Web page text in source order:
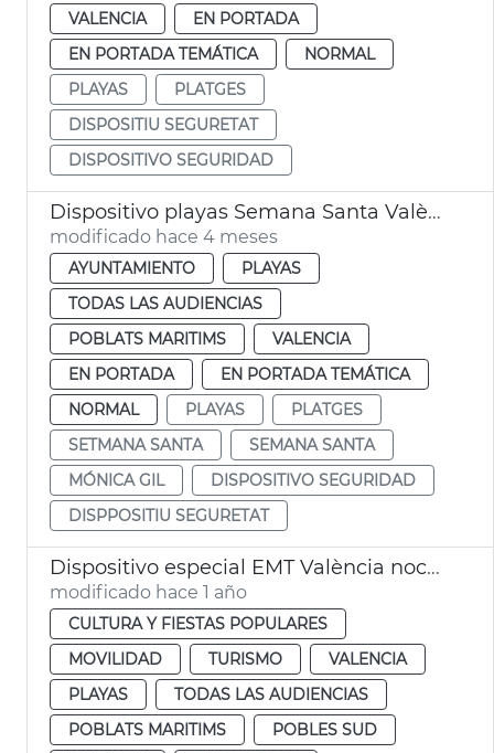
VALENCIA
EN PORTADA
EN PORTADA TEMÁTICA
NORMAL
PLAYAS
PLATGES
DISPOSITIU SEGURETAT
DISPOSITIVO SEGURIDAD
Dispositivo playas Semana Santa València
modificado hace 4 meses
AYUNTAMIENTO
PLAYAS
TODAS LAS AUDIENCIAS
POBLATS MARITIMS
VALENCIA
EN PORTADA
EN PORTADA TEMÁTICA
NORMAL
PLAYAS
PLATGES
SETMANA SANTA
SEMANA SANTA
MÓNICA GIL
DISPOSITIVO SEGURIDAD
DISPPOSITIU SEGURETAT
Dispositivo especial EMT València noche San Juan
modificado hace 1 año
CULTURA Y FIESTAS POPULARES
MOVILIDAD
TURISMO
VALENCIA
PLAYAS
TODAS LAS AUDIENCIAS
POBLATS MARITIMS
POBLES SUD